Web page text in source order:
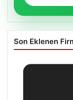
Son Eklenen